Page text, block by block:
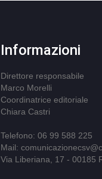
Informazioni
Direttore responsabile
Marco Morelli
Coordinatrice editoriale
Chiara Castri
Telefono: 06 99 588 225
Mail:
Via Liberiana, 17 - 00185